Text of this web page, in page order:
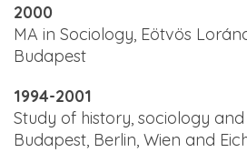
2000
MA in Sociology, Eötvös
Budapest
1994-2001
Study of history, sociology
Budapest, Berlin, Wien and